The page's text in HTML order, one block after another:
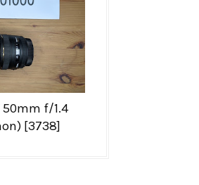
50mm f/1.4
[3738]